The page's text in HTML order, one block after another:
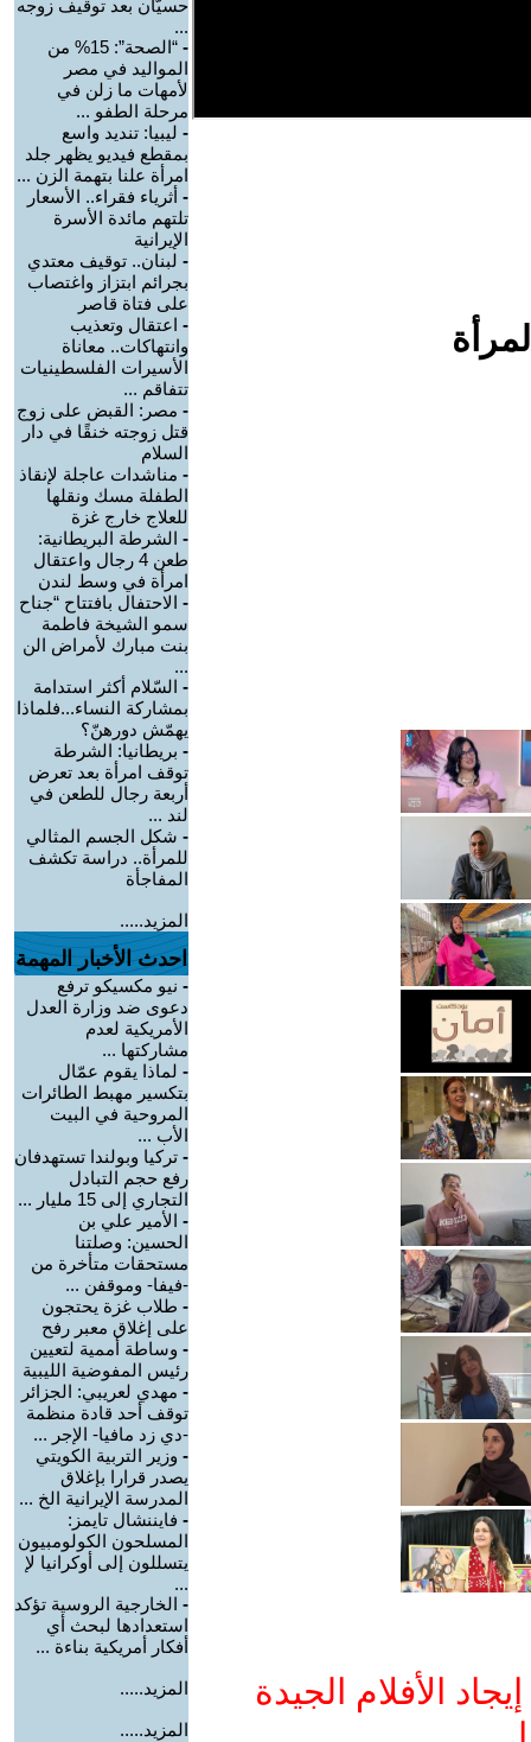
الأفلام الجيدة
حسيّان بعد توقيف زوجه
...
-
“الصحة”: 15% من
المواليد في مصر
لأمهات ما زلن في
مرحلة الطفو ...
- ليبيا: تنديد واسع
بمقطع فيديو يظهر جلد
امرأة علنا بتهمة الزن ...
- أثرياء فقراء.. الأسعار
تلتهم مائدة الأسرة
الإيرانية
- لبنان.. توقيف معتدي
بجرائم ابتزاز واغتصاب
على فتاة قاصر
- اعتقال وتعذيب
وانتهاكات.. معاناة
الأسيرات الفلسطينيات
تتفاقم ...
- مصر: القبض على زوج
قتل زوجته خنقًا في دار
السلام
- مناشدات عاجلة لإنقاذ
الطفلة مسك ونقلها
للعلاج خارج غزة
- الشرطة البريطانية:
طعن 4 رجال واعتقال
امرأة في وسط لندن
- الاحتفال بافتتاح “جناح
سمو الشيخة فاطمة
بنت مبارك لأمراض الن
...
- السّلام أكثر استدامة
بمشاركة النساء...فلماذا
يهمّش دورهنّ؟
- بريطانيا: الشرطة
توقف امرأة بعد تعرض
أربعة رجال للطعن في
لند ...
- شكل الجسم المثالي
للمرأة.. دراسة تكشف
المفاجأة
المزيد.....
احدث الأخبار المهمة
- نيو مكسيكو ترفع
دعوى ضد وزارة العدل
الأمريكية لعدم
مشاركتها ...
- لماذا يقوم عمّال
بتكسير مهبط الطائرات
المروحية في البيت
الأب ...
- تركيا وبولندا تستهدفان
رفع حجم التبادل
التجاري إلى 15 مليار ...
- الأمير علي بن
الحسين: وصلتنا
مستحقات متأخرة من
-فيفا- وموقفن ...
- طلاب غزة يحتجون
على إغلاق معبر رفح
- وساطة أممية لتعيين
رئيس المفوضية الليبية
- مهدي لعريبي: الجزائر
توقف أحد قادة منظمة
-دي زد مافيا- الإجر ...
- وزير التربية الكويتي
يصدر قرارا بإغلاق
المدرسة الإيرانية الخ ...
- فايننشال تايمز:
المسلحون الكولومبيون
يتسللون إلى أوكرانيا لإ
...
- الخارجية الروسية تؤكد
استعدادها لبحث أي
أفكار أمريكية بناءة ...
المزيد.....
المزيد.....